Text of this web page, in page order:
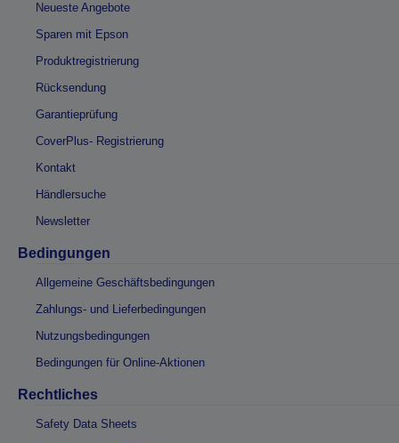
Neueste Angebote
Sparen mit Epson
Produktregistrierung
Rücksendung
Garantieprüfung
CoverPlus- Registrierung
Kontakt
Händlersuche
Newsletter
Bedingungen
Allgemeine Geschäftsbedingungen
Zahlungs- und Lieferbedingungen
Nutzungsbedingungen
Bedingungen für Online-Aktionen
Rechtliches
Safety Data Sheets